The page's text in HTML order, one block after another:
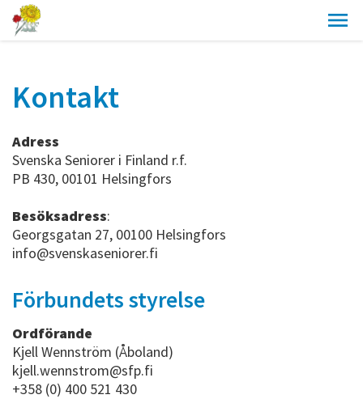
Kontakt
Adress
Svenska Seniorer i Finland r.f.
PB 430, 00101 Helsingfors
Besöksadress:
Georgsgatan 27, 00100 Helsingfors
info@svenskaseniorer.fi
Förbundets styrelse
Ordförande
Kjell Wennström (Åboland)
kjell.wennstrom@sfp.fi
+358 (0) 400 521 430